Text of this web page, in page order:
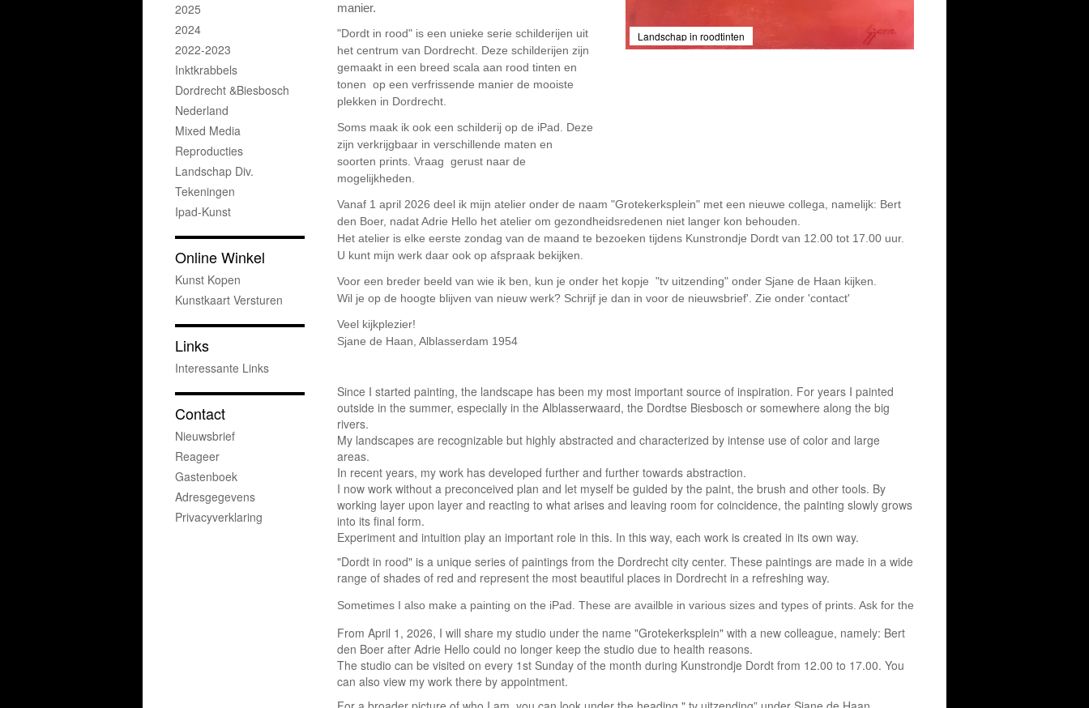
Landschap in roodtinten
manier.
"Dordt in rood" is een unieke serie schilderijen uit
het centrum van Dordrecht. Deze schilderijen zijn
gemaakt in een breed scala aan rood tinten en
tonen op een verfrissende manier de mooiste
plekken in Dordrecht.
Soms maak ik ook een schilderij op de iPad. Deze
zijn verkrijgbaar in verschillende maten en
soorten prints. Vraag gerust naar de
mogelijkheden.
Vanaf 1 april 2026 deel ik mijn atelier onder de naam "Grotekerksplein" met een nieuwe collega, namelijk: Bert
den Boer, nadat Adrie Hello het atelier om gezondheidsredenen niet langer kon behouden.
Het atelier is elke eerste zondag van de maand te bezoeken tijdens Kunstrondje Dordt van 12.00 tot 17.00 uur.
U kunt mijn werk daar ook op afspraak bekijken.
Voor een breder beeld van wie ik ben, kun je onder het kopje "tv uitzending" onder Sjane de Haan kijken.
Wil je op de hoogte blijven van nieuw werk? Schrijf je dan in voor de nieuwsbrief'. Zie onder 'contact'
Veel kijkplezier!
Sjane de Haan, Alblasserdam 1954
Since I started painting, the landscape has been my most important source of inspiration. For years I painted
outside in the summer, especially in the Alblasserwaard, the Dordtse Biesbosch or somewhere along the big
rivers.
My landscapes are recognizable but highly abstracted and characterized by intense use of color and large
areas.
In recent years, my work has developed further and further towards abstraction.
I now work without a preconceived plan and let myself be guided by the paint, the brush and other tools. By
working layer upon layer and reacting to what arises and leaving room for coincidence, the painting slowly grows
into its final form.
Experiment and intuition play an important role in this. In this way, each work is created in its own way.
"Dordt in rood" is a unique series of paintings from the Dordrecht city center. These paintings are made in a wide
range of shades of red and represent the most beautiful places in Dordrecht in a refreshing way.
Sometimes I also make a painting on the iPad. These are availble in various sizes and types of prints. Ask for the possibilities without obligation.
From April 1, 2026, I will share my studio under the name "Grotekerksplein" with a new colleague, namely: Bert
den Boer after Adrie Hello could no longer keep the studio due to health reasons.
The studio can be visited on every 1st Sunday of the month during Kunstrondje Dordt from 12.00 to 17.00. You
can also view my work there by appointment.
2025
2024
2022-2023
Inktkrabbels
Dordrecht &Biesbosch
Nederland
Mixed Media
Reproducties
Landschap Div.
Tekeningen
Ipad-Kunst
Online Winkel
Kunst Kopen
Kunstkaart Versturen
Links
Interessante Links
Contact
Nieuwsbrief
Reageer
Gastenboek
Adresgegevens
Privacyverklaring